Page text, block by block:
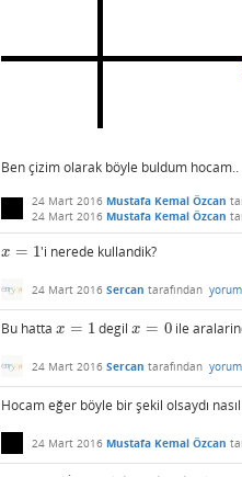
Ben çizim olarak böyle buldum hocam..
24 Mart 2016 Mustafa Kemal Özcan
24 Mart 2016 Mustafa Kemal Özcan
x = 1
x= 1 'i nerede kullandik?
24 Mart 2016 Sercan tarafından
Bu hatta x = 1
x= 1 degilx = 0
x= 0 ile
24 Mart 2016 Sercan tarafından
Hocam eğer böyle bir şekil olsaydı
24 Mart 2016 Mustafa Kemal Özcan